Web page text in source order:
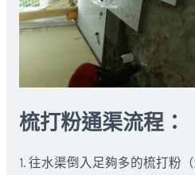
梳打粉通渠流程：
1. 往水渠倒入足夠多的梳打粉（